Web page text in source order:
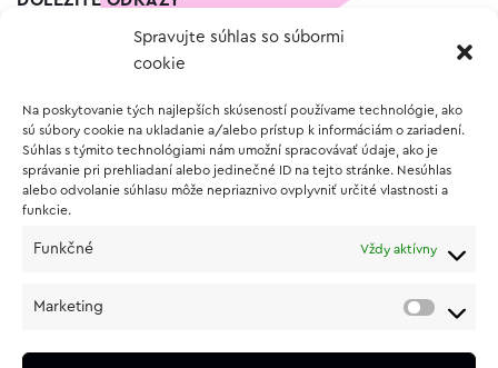
Spravujte súhlas so súbormi
cookie
Na poskytovanie tých najlepších skúseností používame technológie, ako
sú súbory cookie na ukladanie a/alebo prístup k informáciám o zariadení.
Súhlas s týmito technológiami nám umožní spracovávať údaje, ako je
správanie pri prehliadaní alebo jedinečné ID na tejto stránke. Nesúhlas
alebo odvolanie súhlasu môže nepriaznivo ovplyvniť určité vlastnosti a
funkcie.
Funkčné Vždy aktívny
Marketing
Vernostný program
O NÁKUPE
Vrátenie a reklamácia tovaru